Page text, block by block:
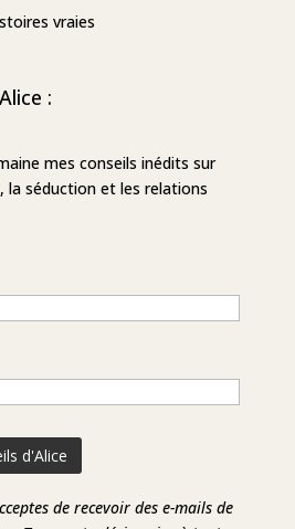
vraies
:
mes conseils inédits sur
la séduction et les relations
de recevoir des e-mails de